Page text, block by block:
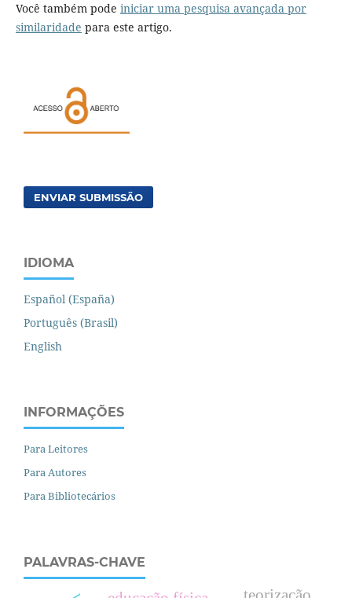
Você também pode iniciar uma pesquisa avançada por
similaridade para este artigo.
ENVIAR SUBMISSÃO
IDIOMA
Español (España)
Português (Brasil)
English
INFORMAÇÕES
Para Leitores
Para Autores
Para Bibliotecários
PALAVRAS-CHAVE